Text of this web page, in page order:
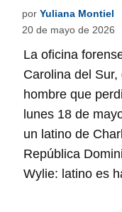
por Yuliana Montiel
20 de mayo de 2026
La oficina
Carolina del Sur,
hombre que
lunes 18 de
un latino de
República
Wylie: latino es